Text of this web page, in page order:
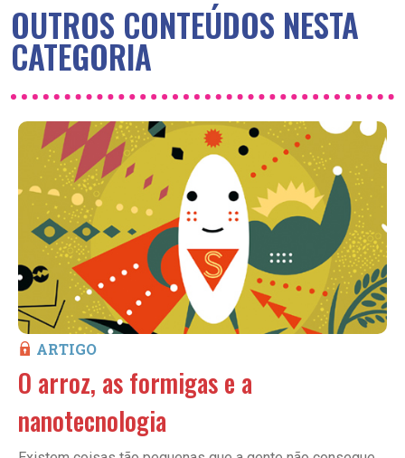
OUTROS CONTEÚDOS NESTA
CATEGORIA
ARTIGO
O arroz, as formigas e a
nanotecnologia